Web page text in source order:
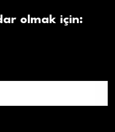
olmak için: